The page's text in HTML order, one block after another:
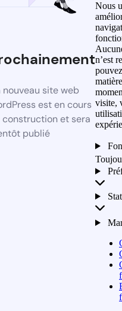
nouveau site web
est en cours
construction et sera
publié
Nous
n’est
visite,